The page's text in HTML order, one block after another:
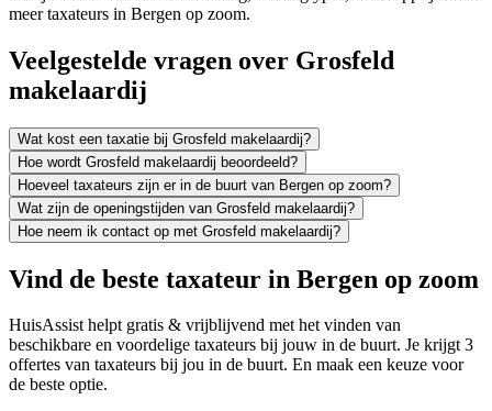
meer taxateurs in Bergen op zoom.
Veelgestelde vragen over Grosfeld
makelaardij
Wat kost een taxatie bij Grosfeld makelaardij?
Hoe wordt Grosfeld makelaardij beoordeeld?
Hoeveel taxateurs zijn er in de buurt van Bergen op zoom?
Wat zijn de openingstijden van Grosfeld makelaardij?
Hoe neem ik contact op met Grosfeld makelaardij?
Vind de beste taxateur in Bergen op zoom
HuisAssist helpt gratis & vrijblijvend met het vinden van
beschikbare en voordelige taxateurs bij jouw in de buurt. Je krijgt 3
offertes van taxateurs bij jou in de buurt. En maak een keuze voor
de beste optie.